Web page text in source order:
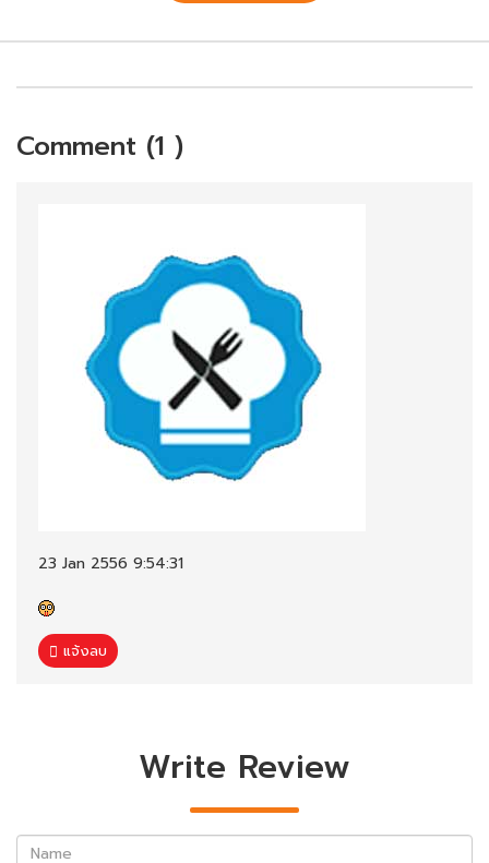
Comment (1 )
23 Jan 2556 9:54:31
แจ้งลบ
Write Review
Name